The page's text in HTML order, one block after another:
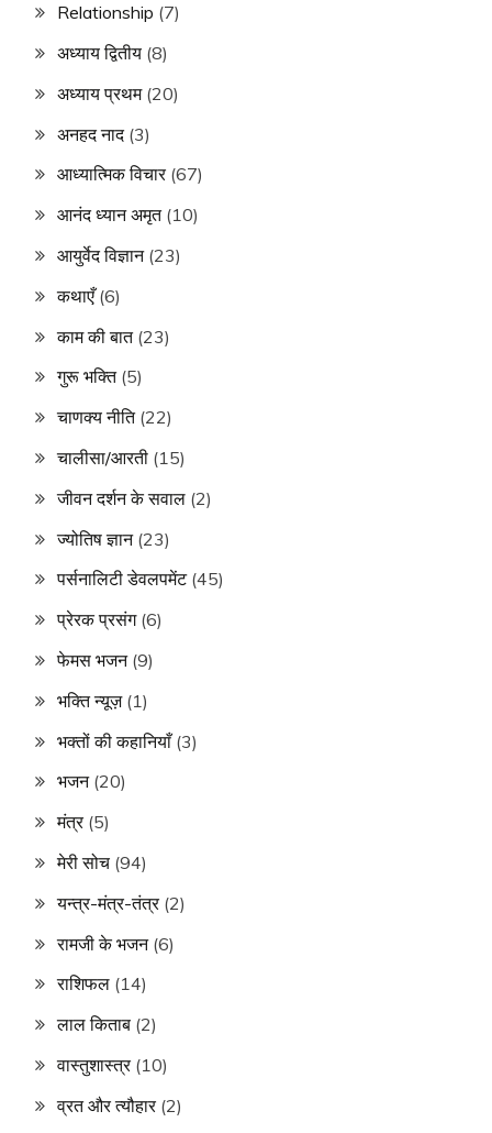
Relationship (7)
अध्याय द्वितीय (8)
अध्याय प्रथम(20)
अनहद नाद(3)
आध्यात्मिक विचार(67)
आनंद ध्यान अमृत(10)
आयुर्वेद विज्ञान(23)
कथाएँ(6)
काम की बात(23)
गुरू भक्ति(5)
चाणक्य नीति(22)
चालीसा/आरती (15)
जीवन दर्शन के सवाल (2)
ज्योतिष ज्ञान(23)
पर्सनालिटी डेवलपमेंट(45)
प्रेरक प्रसंग(6)
फेमस भजन(9)
भक्ति न्यूज़(1)
भक्तों की कहानियाँ(3)
भजन(20)
मंत्र(5)
मेरी सोच (94)
यन्त्र-मंत्र-तंत्र(2)
रामजी के भजन(6)
राशिफल (14)
लाल किताब (2)
वास्तुशास्त्र(10)
व्रत और त्यौहार(2)